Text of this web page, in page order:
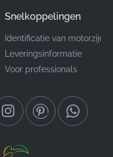
sticker is het kiezen
Snelkoppelingen
Identificatie van
Leveringsinformatie
Voor professionals